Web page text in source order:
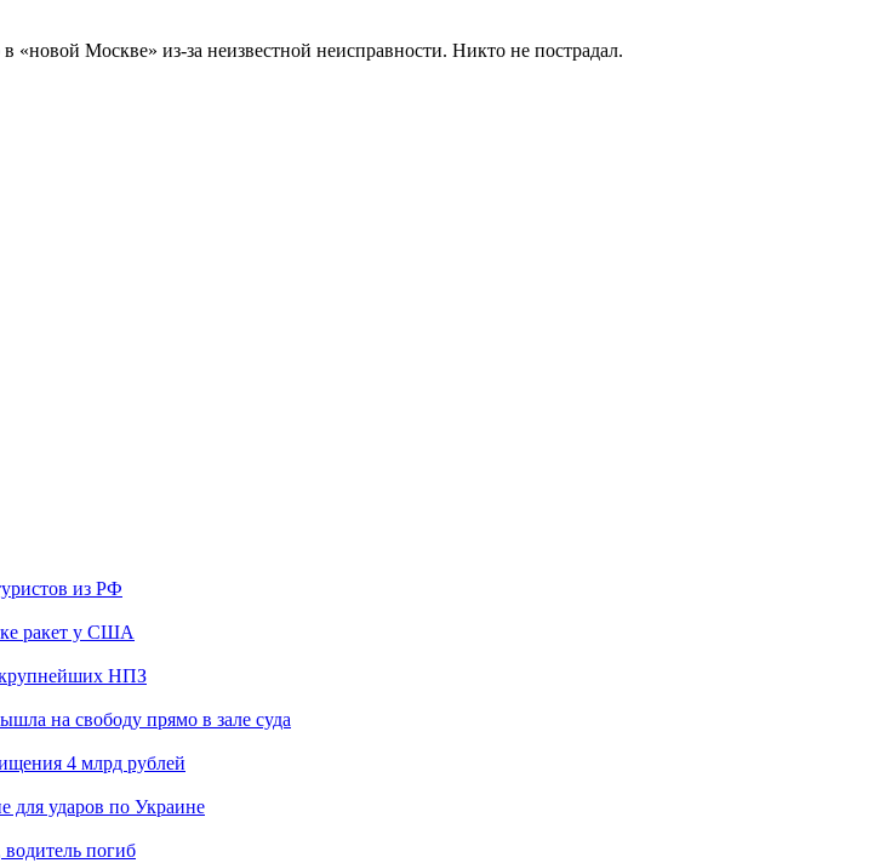
Москве» из-за неизвестной неисправности. Никто не пострадал.
из РФ
ракет у США
крупнейших НПЗ
на свободу прямо в зале суда
4 млрд рублей
для ударов по Украине
погиб